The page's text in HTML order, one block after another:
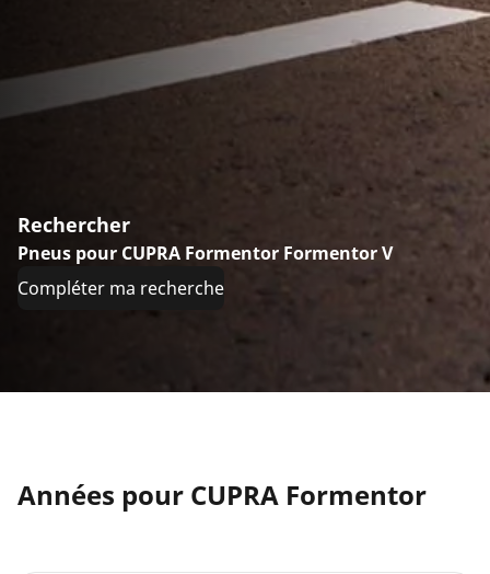
Rechercher
Pneus pour CUPRA Formentor Formentor V
Compléter ma recherche
Années pour CUPRA Formentor